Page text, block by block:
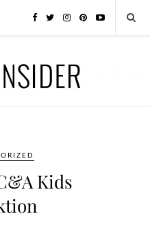
Kids